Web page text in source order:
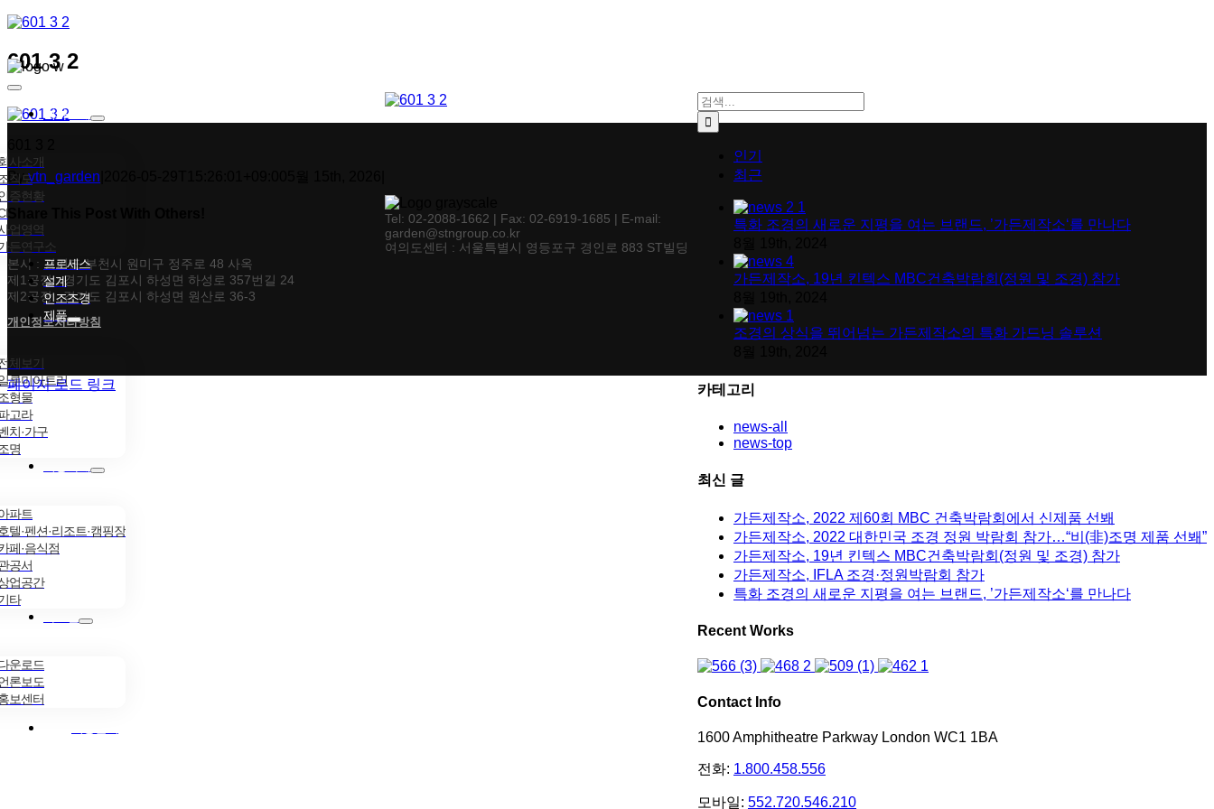
콘텐츠로
Toggle
Navigation회사소개
사소개
직도
증현황
업영역
든연구소
프로세스
설계
인조조경
제품
체보기
루미아트리
형물
고라
치·가구
명
파트
텔·펜션·리조트·캠핑장
페·음식점
공서
업공간
타
운로드
론보도
보센터
601 3 2
Byvtn_garden
Facebook
X
Tumblr
Pinterest
이메일
검색:
인기
최근
특화 조경의 새로운 지평을 여는 브랜드, ’가든제작소‘를 만나다
가든제작소, 19년 킨텍스 MBC건축박람회(정원 및 조경) 참가
조경의 상식을 뛰어넘는 가든제작소의 특화 가드닝 솔루션
카테고리
news-all
news-top
최신 글
가든제작소, 2022 제60회 MBC 건축박람회에서 신제품 선봬
가든제작소, 2022 대한민국 조경 정원 박람회 참가…“비(非)조명 제품 선봬”
가든제작소, 19년 킨텍스 MBC건축박람회(정원 및 조경) 참가
가든제작소, IFLA 조경·정원박람회 참가
특화 조경의 새로운 지평을 여는 브랜드, ’가든제작소‘를 만나다
Recent Works
Contact Info
1600 Amphitheatre Parkway London WC1 1BA
전화: 1.800.458.556
모바일: 552.720.546.210
Tel: 02-2088-1662 | Fax: 02-6919-1685 | E-mail:
garden@stngroup.co.kr
여의도센터 : 서울특별시 영등포구 경인로 883 ST빌딩
본사 : 경기도 부천시 원미구 정주로 48 사옥
제1공장 : 경기도 김포시 하성면 하성로 357번길 24
제2공장 : 경기도 김포시 하성면 원산로 36-3
개인정보처리방침
페이지 로드 링크